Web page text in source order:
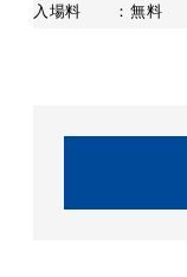
入場料 ：無料